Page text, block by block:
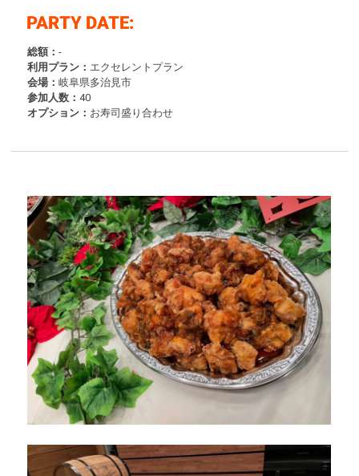
総額：-
利用プラン： エクセレントプラン
会場：岐阜県多治見市
参加人数：40
オプション： お寿司盛り合わせ